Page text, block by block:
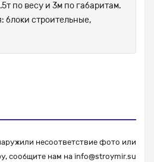
по весу и 3м по габаритам.
строительные,
несоответствие фото или
сообщите нам на info@stroymir.su